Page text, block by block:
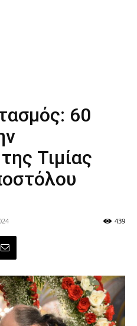
60
Τιμίας
439